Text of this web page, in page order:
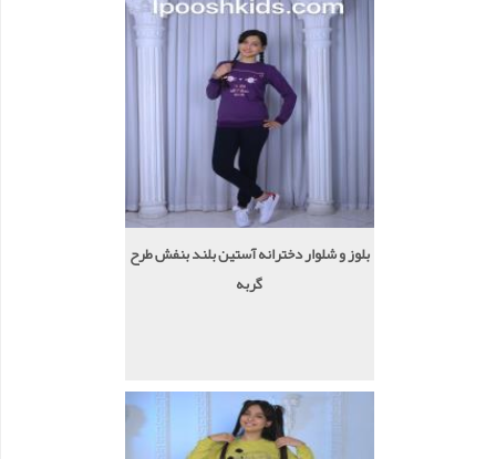
بلوز و شلوار دخترانه آستین بلند بنفش طرح
گربه